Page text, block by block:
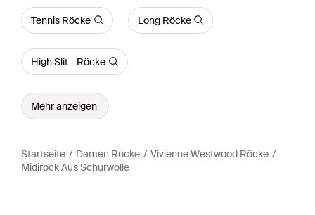
Tennis Röcke Long Röcke
High Slit - Röcke
Mehr anzeigen
Startseite Damen Röcke
Vivienne Westwood Röcke
Midirock Aus Schurwolle